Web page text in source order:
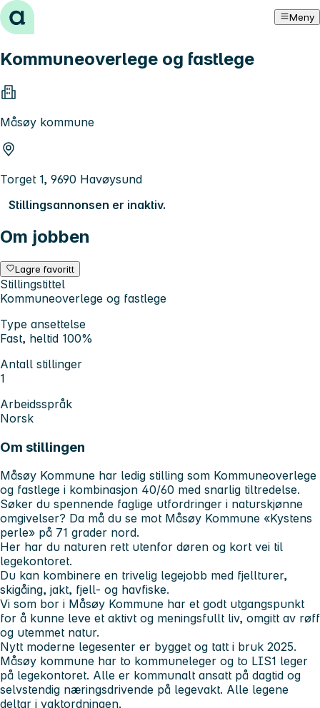
Hopp til innhold Meny
Kommuneoverlege og fastlege
Måsøy kommune
Torget 1, 9690 Havøysund
Stillingsannonsen er inaktiv.
Om jobben
Lagre favoritt
Stillingstittel
Kommuneoverlege og fastlege
Type ansettelse
Fast, heltid 100%
Antall stillinger
1
Arbeidsspråk
Norsk
Om stillingen
Måsøy Kommune har ledig stilling som Kommuneoverlege
og fastlege i kombinasjon 40/60 med snarlig tiltredelse.
Søker du spennende faglige utfordringer i naturskjønne
omgivelser? Da må du se mot Måsøy Kommune «Kystens
perle» på 71 grader nord.
Her har du naturen rett utenfor døren og kort vei til
legekontoret.
Du kan kombinere en trivelig legejobb med fjellturer,
skigåing, jakt, fjell- og havfiske.
Vi som bor i Måsøy Kommune har et godt utgangspunkt
for å kunne leve et aktivt og meningsfullt liv, omgitt av røff
og utemmet natur.
Nytt moderne legesenter er bygget og tatt i bruk 2025.
Måsøy kommune har to kommuneleger og to LIS1 leger
på legekontoret. Alle er kommunalt ansatt på dagtid og
selvstendig næringsdrivende på legevakt. Alle legene
deltar i vaktordningen.